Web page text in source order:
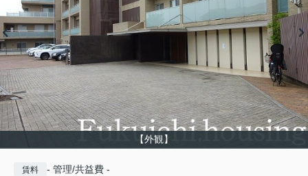
【外観】
賃料 - 管理/共益費 -